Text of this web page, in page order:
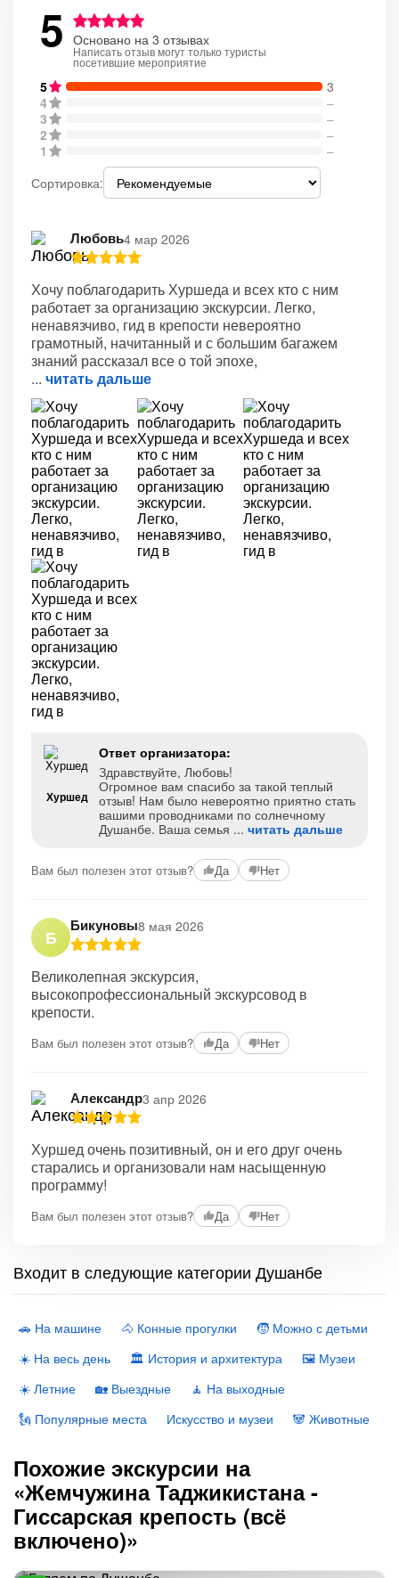
5 Основано на 3 отзывах
Написать отзыв могут только туристы
посетившие мероприятие
5
3
4
–
3
–
2
–
1
–
Сортировка:
Любовь4 мар 2026
Хочу поблагодарить Хуршеда и всех кто с ним
работает за организацию экскурсии. Легко,
ненавязчиво, гид в крепости невероятно
грамотный, начитанный и с большим багажем
знаний рассказал все о той эпохе,
читать дальше
Хуршед
Ответ организатора:
Здравствуйте, Любовь!
Огромное вам спасибо за такой теплый
отзыв! Нам было невероятно приятно стать
вашими проводниками по солнечному
Душанбе. Ваша семья
читать дальше
Вам был полезен этот отзыв? Да Нет
Б
Бикуновы8 мая 2026
Великолепная экскурсия,
высокопрофессиональный экскурсовод в
крепости.
Вам был полезен этот отзыв? Да Нет
Александр3 апр 2026
Хуршед очень позитивный, он и его друг очень
старались и организовали нам насыщенную
программу!
Вам был полезен этот отзыв? Да Нет
Входит в следующие категории Душанбе
🚗 На машине 🐴 Конные прогулки
🧒 Можно с детьми
☀️ На весь день
🏛 История и архитектура
🖼 Музеи
☀️ Летние
🏡 Выездные
🧘 На выходные
🗽 Популярные места
Искусство и музеи 🐼 Животные
Похожие экскурсии на
«Жемчужина Таджикистана -
Гиссарская крепость (всё
включено)»